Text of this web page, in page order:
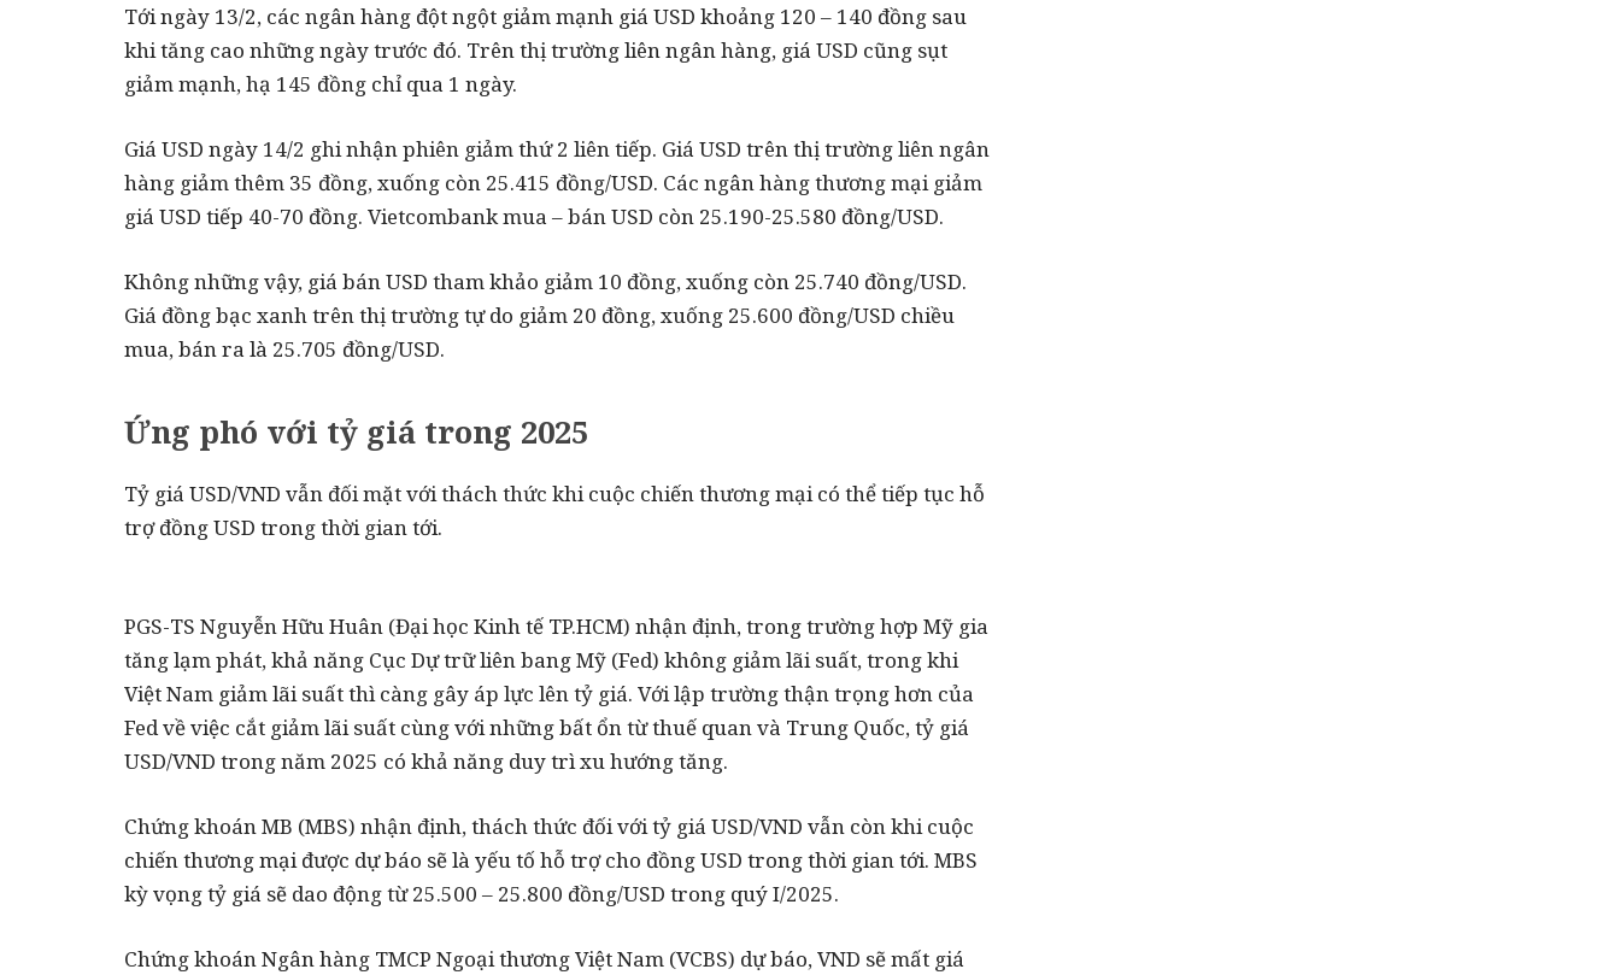
Tới ngày 13/2, các ngân hàng đột ngột giảm mạnh giá USD khoảng 120 – 140 đồng sau
khi tăng cao những ngày trước đó. Trên thị trường liên ngân hàng, giá USD cũng sụt
giảm mạnh, hạ 145 đồng chỉ qua 1 ngày.
Giá USD ngày 14/2 ghi nhận phiên giảm thứ 2 liên tiếp. Giá USD trên thị trường liên ngân
hàng giảm thêm 35 đồng, xuống còn 25.415 đồng/USD. Các ngân hàng thương mại giảm
giá USD tiếp 40-70 đồng. Vietcombank mua – bán USD còn 25.190-25.580 đồng/USD.
Không những vậy, giá bán USD tham khảo giảm 10 đồng, xuống còn 25.740 đồng/USD.
Giá đồng bạc xanh trên thị trường tự do giảm 20 đồng, xuống 25.600 đồng/USD chiều
mua, bán ra là 25.705 đồng/USD.
Ứng phó với tỷ giá trong 2025
Tỷ giá USD/VND vẫn đối mặt với thách thức khi cuộc chiến thương mại có thể tiếp tục hỗ
trợ đồng USD trong thời gian tới.
PGS-TS Nguyễn Hữu Huân (Đại học Kinh tế TP.HCM) nhận định, trong trường hợp Mỹ gia
tăng lạm phát, khả năng Cục Dự trữ liên bang Mỹ (Fed) không giảm lãi suất, trong khi
Việt Nam giảm lãi suất thì càng gây áp lực lên tỷ giá. Với lập trường thận trọng hơn của
Fed về việc cắt giảm lãi suất cùng với những bất ổn từ thuế quan và Trung Quốc, tỷ giá
USD/VND trong năm 2025 có khả năng duy trì xu hướng tăng.
Chứng khoán MB (MBS) nhận định, thách thức đối với tỷ giá USD/VND vẫn còn khi cuộc
chiến thương mại được dự báo sẽ là yếu tố hỗ trợ cho đồng USD trong thời gian tới. MBS
kỳ vọng tỷ giá sẽ dao động từ 25.500 – 25.800 đồng/USD trong quý I/2025.
Chứng khoán Ngân hàng TMCP Ngoại thương Việt Nam (VCBS) dự báo, VND sẽ mất giá